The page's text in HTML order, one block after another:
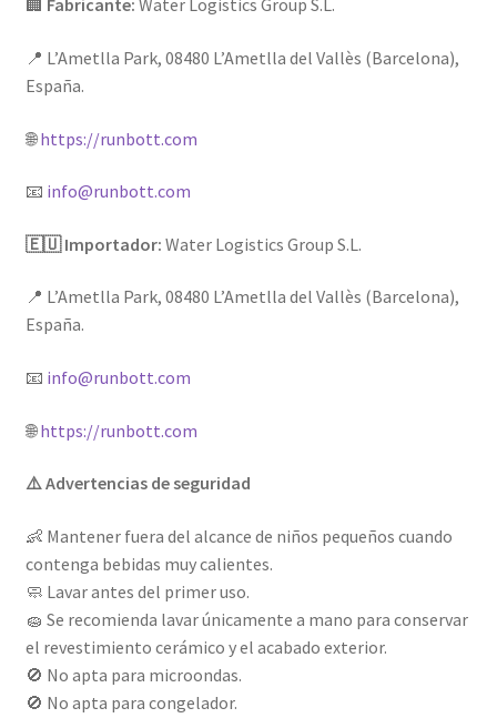
🏢 Fabricante: Water Logistics Group S.L.
📍 L’Ametlla Park, 08480 L’Ametlla del Vallès (Barcelona),
España.
🌐https://runbott.com
📧 info@runbott.com
🇪🇺 Importador: Water Logistics Group S.L.
📍 L’Ametlla Park, 08480 L’Ametlla del Vallès (Barcelona),
España.
📧 info@runbott.com
🌐https://runbott.com
⚠️ Advertencias de seguridad
👶 Mantener fuera del alcance de niños pequeños cuando
contenga bebidas muy calientes.
🧼 Lavar antes del primer uso.
🧽 Se recomienda lavar únicamente a mano para conservar
el revestimiento cerámico y el acabado exterior.
🚫 No apta para microondas.
🚫 No apta para congelador.